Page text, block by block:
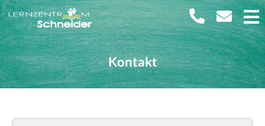
Kontakt